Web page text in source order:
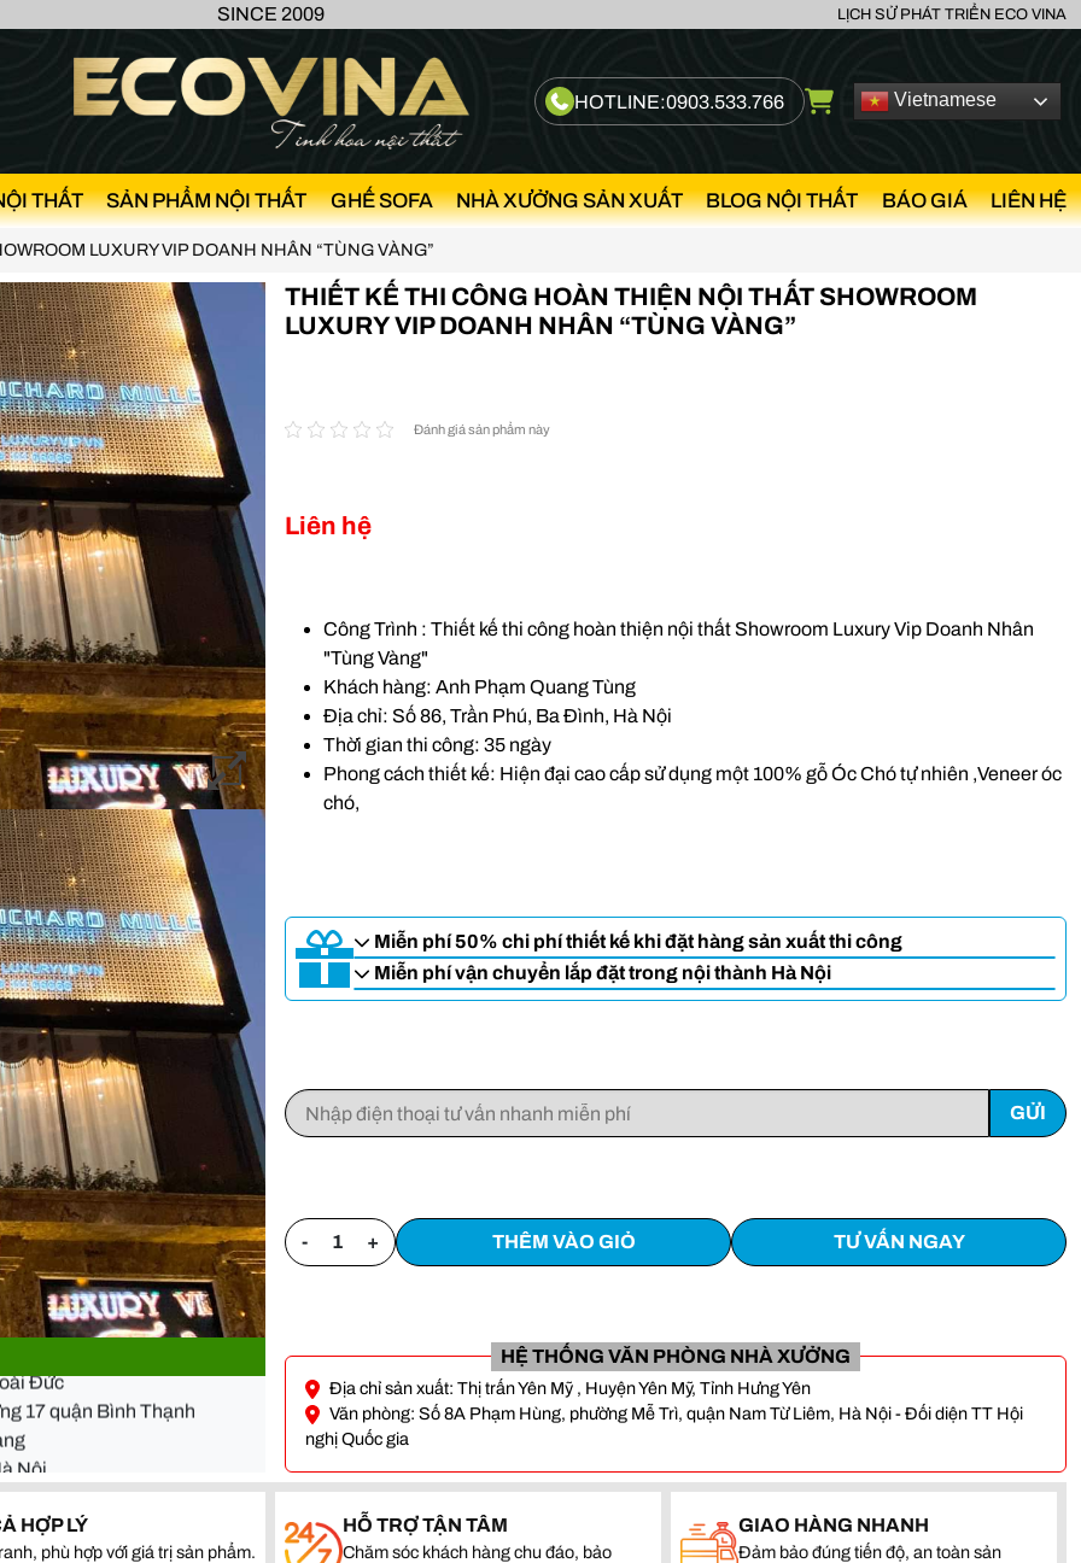
SINCE 2009 LỊCH SỬ PHÁT TRIỂN ECO VINA
HOTLINE:0903.533.766 Vietnamese
THẤT SẢN PHẨM NỘI THẤT GHẾ SOFA NHÀ XƯỞNG SẢN XUẤT BLOG NỘI THẤT BÁO GIÁ LIÊN HỆ
LUXURY VIP DOANH NHÂN “TÙNG VÀNG”
Đà Nẵng
Đức
17 quận Bình Thạnh
Nội
Nẵng
Đức
17 quận Bình Thạnh
THIẾT KẾ THI CÔNG HOÀN THIỆN NỘI THẤT SHOWROOM
LUXURY VIP DOANH NHÂN “TÙNG VÀNG”
Đánh giá sản phẩm này
Liên hệ
Công Trình : Thiết kế thi công hoàn thiện nội thất Showroom Luxury Vip Doanh Nhân
"Tùng Vàng"
Khách hàng: Anh Phạm Quang Tùng
Địa chỉ: Số 86, Trần Phú, Ba Đình, Hà Nội
Thời gian thi công: 35 ngày
Phong cách thiết kế: Hiện đại cao cấp sử dụng một 100% gỗ Óc Chó tự nhiên ,Veneer óc
chó,
Miễn phí 50% chi phí thiết kế khi đặt hàng sản xuất thi công
Miễn phí vận chuyển lắp đặt trong nội thành Hà Nội
- + THÊM VÀO GIỎ TƯ VẤN NGAY
HỆ THỐNG VĂN PHÒNG NHÀ XƯỞNG
Địa chỉ sản xuất: Thị trấn Yên Mỹ , Huyện Yên Mỹ, Tỉnh Hưng Yên
Văn phòng: Số 8A Phạm Hùng, phường Mễ Trì, quận Nam Từ Liêm, Hà Nội - Đối diện TT Hội
nghị Quốc gia
HỢP LÝ
phù hợp với giá trị sản phẩm.
HỖ TRỢ TẬN TÂM
Chăm sóc khách hàng chu đáo, bảo
GIAO HÀNG NHANH
Đảm bảo đúng tiến độ, an toàn sản